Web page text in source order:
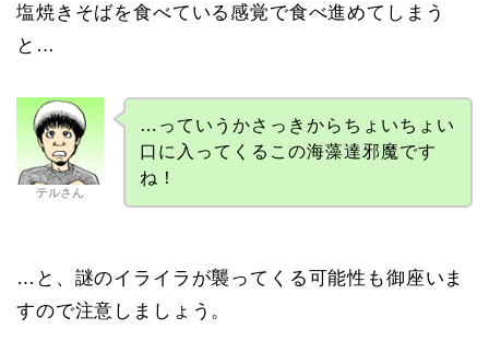
塩焼きそばを食べている感覚で食べ進めてしまう
と…
テルさん
…っていうかさっきからちょいちょい
口に入ってくるこの海藻達邪魔です
ね！
…と、謎のイライラが襲ってくる可能性も御座いま
すので注意しましょう。